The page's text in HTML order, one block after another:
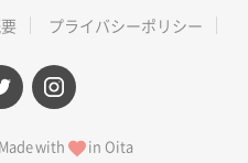
プライバシーポリシー
twitterinstagram
with in Oita